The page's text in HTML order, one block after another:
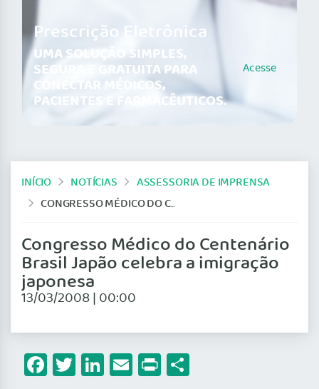
Prescrição Eletrônica
UMA SOLUÇÃO SIMPLES,
SEGURA E GRATUITA PARA
CONECTAR MÉDICOS,
PACIENTES E FARMACÊUTICOS.
Acesse
INÍCIO NOTÍCIAS
ASSESSORIA DE IMPRENSA
CONGRESSO MÉDICO DO CENTENÁRIO BRASIL JAPÃO CELEBRA A IMIGRAÇÃO JAPONESA
Congresso Médico do Centenário
Brasil Japão celebra a imigração
japonesa
13/03/2008 | 00:00
Facebook
Twitter
LinkedIn
Email
Print